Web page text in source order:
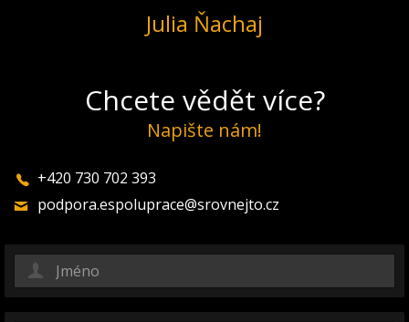
Julia Ňachaj
Chcete vědět více?
Napište nám!
+420 730 702 393
podpora.espoluprace@srovnejto.cz